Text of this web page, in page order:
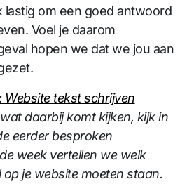
lastig om een goed antwoord
Voel je daarom
hopen we dat we jou aan
Website tekst schrijven
daarbij komt kijken, kijk in
eerder besproken
week vertellen we welk
je website moeten staan.